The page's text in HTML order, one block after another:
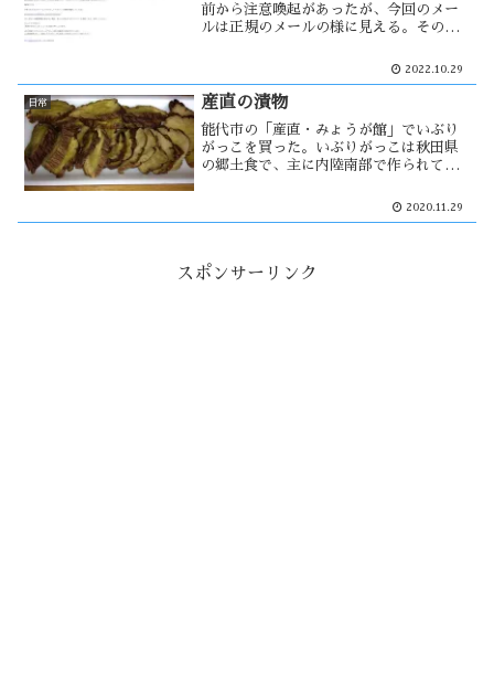
前から注意喚起があったが、今回のメー
ルは正規のメールの様に見える。そのた
するとアカウント登録の画面になった。
何件もメールが届き、段々と・・・
2022.10.29
日常 産直の漬物
能代市の「産直・みょうが館」でいぶり
がっこを買った。いぶりがっこは秋田県
の郷土食で、主に内陸南部で作られてい
製が販売されており、個人でもいぶりが
2020.11.29
スポンサーリンク